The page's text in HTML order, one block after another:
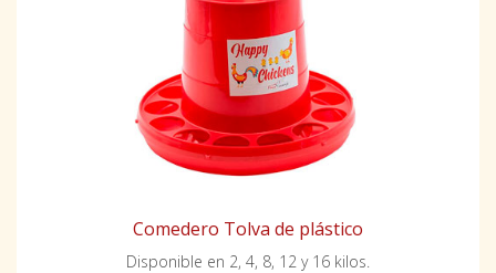
Comedero Tolva de plástico
Disponible en 2, 4, 8, 12 y 16 kilos.